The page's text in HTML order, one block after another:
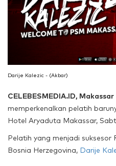
Darije Kalezic - (Akbar)
CELEBESMEDIA.ID, Makassar
memperkenalkan pelatih
Hotel Aryaduta Makassar,
Pelatih yang menjadi
Bosnia Herzegovina, Darije